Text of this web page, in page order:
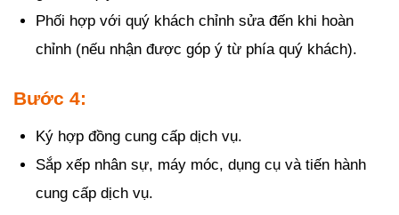
Phối hợp với quý khách chỉnh sửa đến khi hoàn
chỉnh (nếu nhận được góp ý từ phía quý khách).
Bước 4:
Ký hợp đồng cung cấp dịch vụ.
Sắp xếp nhân sự, máy móc, dụng cụ và tiến hành
cung cấp dịch vụ.